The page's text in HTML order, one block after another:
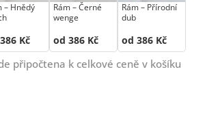
–⁠⁠⁠⁠⁠⁠ Hnědý
Kč
Rám –⁠⁠⁠⁠⁠⁠ Černé
wenge
od 386 Kč
Rám –⁠⁠⁠⁠⁠⁠ Přírodní
dub
od 386 Kč
připočtena k celkové ceně v košíku